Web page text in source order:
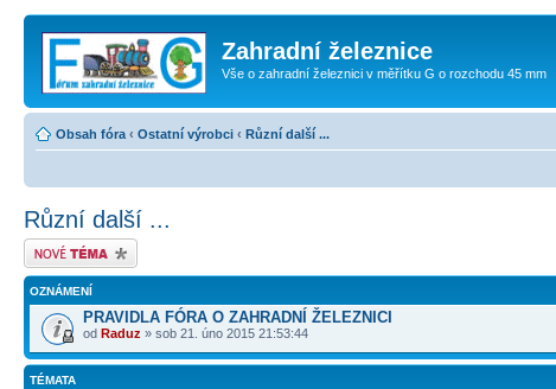
Zahradní železnice
Vše o zahradní železnici v měřítku G o rozchodu 45 mm
Obsah fóra ‹ Ostatní výrobci ‹ Různí další ...
Různí další ...
Odeslat nové téma
OZNÁMENÍ
PRAVIDLA FÓRA O ZAHRADNÍ ŽELEZNICI
od Raduz » sob 21. úno 2015 21:53:44
TÉMATA